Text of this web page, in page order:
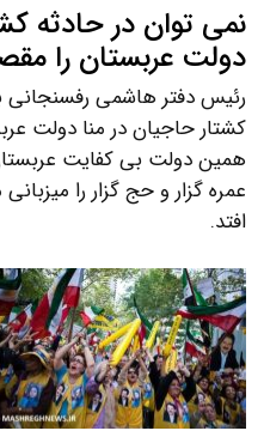
نمی توان در حادثه
دولت عربستان را
رئیس دفتر هاشمی رفسنجانی
کشتار حاجیان در منا دولت
همین دولت بی کفایت
عمره گزار و حج گزار را
افتد.